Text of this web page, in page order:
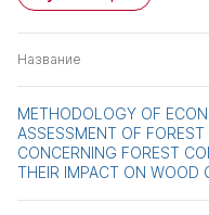
Название
METHODOLOGY OF
ASSESSMENT OF FOREST
CONCERNING FOREST
THEIR IMPACT ON WOOD